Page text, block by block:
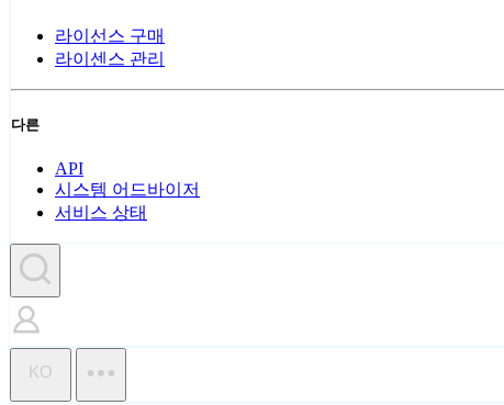
라이선스 구매
라이센스 관리
다른
API
시스템 어드바이저
서비스 상태
KO